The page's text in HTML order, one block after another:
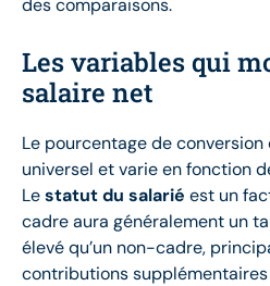
des comparaisons.
Les variables qui
salaire net
Le pourcentage de conversion
universel et varie en fonction
Lestatut du salarié est un
cadre aura généralement un
élevé qu’un non-cadre,
contributions